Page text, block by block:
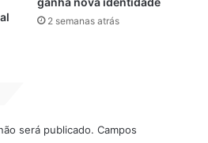
2 semanas atrás
será publicado. Campos